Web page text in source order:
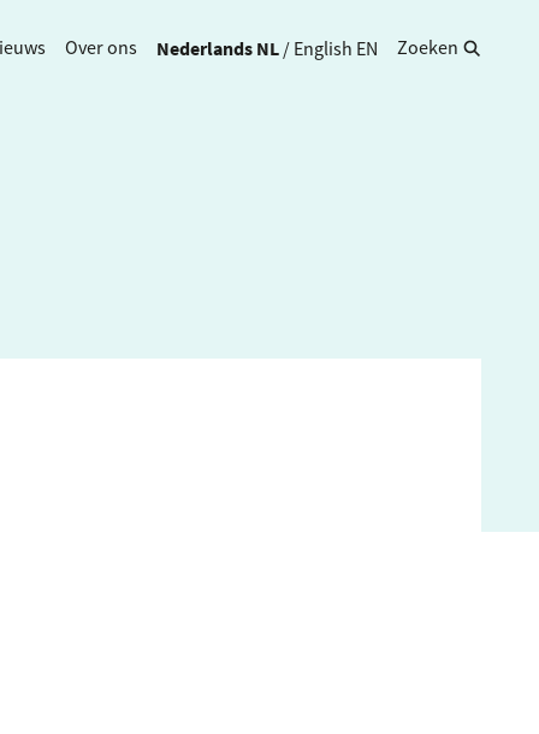
Over ons Nederlands NL / English EN Zoeken